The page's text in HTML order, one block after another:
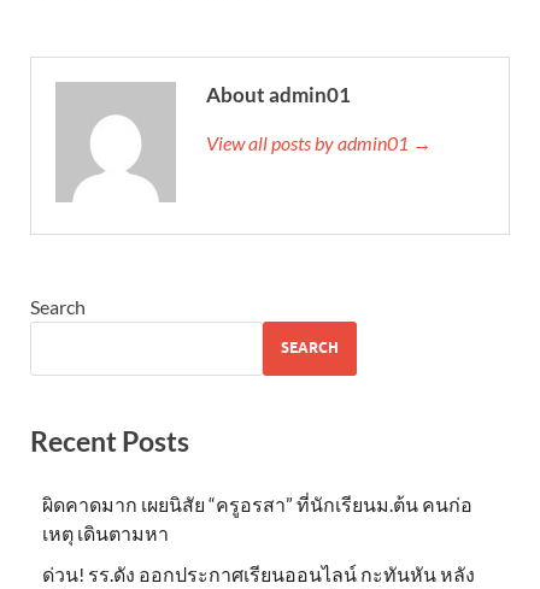
About admin01
View all posts by admin01 →
Search
SEARCH
Recent Posts
ผิดคาดมาก เผยนิสัย “ครูอรสา” ที่นักเรียนม.ต้น คนก่อ
เหตุ เดินตามหา
ด่วน! รร.ดัง ออกประกาศเรียนออนไลน์ กะทันหัน หลัง